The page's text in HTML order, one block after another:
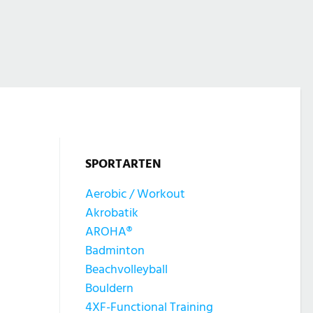
SPORTARTEN
Aerobic / Workout
Akrobatik
AROHA®
Badminton
Beachvolleyball
Bouldern
4XF-Functional Training